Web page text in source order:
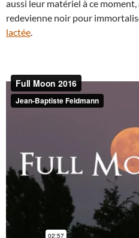
aussi leur matériel à ce
redevienne noir pour
lactée.